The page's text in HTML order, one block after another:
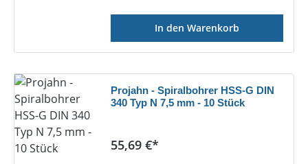
In den Warenkorb
Projahn - Spiralbohrer HSS-G DIN
340 Typ N 7,5 mm - 10 Stück
Regulärer Preis:
55,69 €*